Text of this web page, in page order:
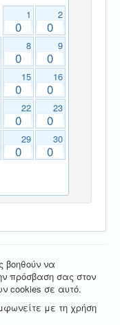
1
0
2
0
8
0
9
0
15
0
16
0
22
0
23
0
29
0
30
0
βοηθούν να
πρόσβαση σας στον
cookies σε αυτό.
με τη χρήση